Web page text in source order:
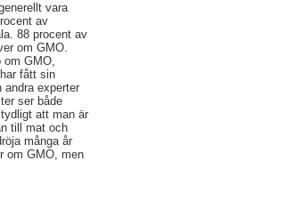
vara
av
88 procent av
om GMO.
om GMO,
fått sin
andra experter
ser både
att man är
till mat och
många år
om GMO, men